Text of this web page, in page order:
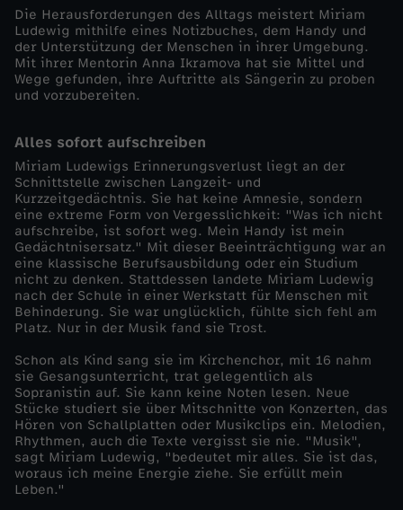
-
d
i
e
E
i
n
z
e
l
d
o
Die Herausforderungen des Alltags meistert Miriam
Ludewig mithilfe eines Notizbuches, dem Handy und
der Unterstützung der Menschen in ihrer Umgebung.
Mit ihrer Mentorin Anna Ikramova hat sie Mittel und
Wege gefunden, ihre Auftritte als Sängerin zu proben
und vorzubereiten.
Alles sofort aufschreiben
Miriam Ludewigs Erinnerungsverlust liegt an der
Schnittstelle zwischen Langzeit- und
Kurzzeitgedächtnis. Sie hat keine Amnesie, sondern
eine extreme Form von Vergesslichkeit: "Was ich nicht
aufschreibe, ist sofort weg. Mein Handy ist mein
Gedächtnisersatz." Mit dieser Beeinträchtigung war an
eine klassische Berufsausbildung oder ein Studium
nicht zu denken. Stattdessen landete Miriam Ludewig
nach der Schule in einer Werkstatt für Menschen mit
Behinderung. Sie war unglücklich, fühlte sich fehl am
Platz. Nur in der Musik fand sie Trost.
Schon als Kind sang sie im Kirchenchor, mit 16 nahm
sie Gesangsunterricht, trat gelegentlich als
Sopranistin auf. Sie kann keine Noten lesen. Neue
Stücke studiert sie über Mitschnitte von Konzerten, das
Hören von Schallplatten oder Musikclips ein. Melodien,
Rhythmen, auch die Texte vergisst sie nie. "Musik",
sagt Miriam Ludewig, "bedeutet mir alles. Sie ist das,
woraus ich meine Energie ziehe. Sie erfüllt mein
Leben."